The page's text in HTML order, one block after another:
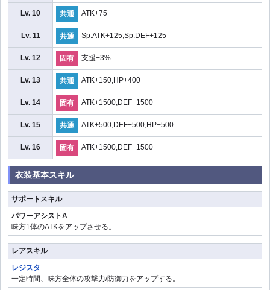
Lv. 10 共通 ATK+75
Lv. 11 共通 Sp.ATK+125,Sp.DEF+125
Lv. 12 固有 支援+3%
Lv. 13 共通 ATK+150,HP+400
Lv. 14 固有 ATK+1500,DEF+1500
Lv. 15 共通 ATK+500,DEF+500,HP+500
Lv. 16 固有 ATK+1500,DEF+1500
衣装基本スキル
サポートスキル
パワーアシストA
味方1体のATKをアップさせる。
レアスキル
レジスタ
一定時間、味方全体の攻撃力/防御力をアップする。